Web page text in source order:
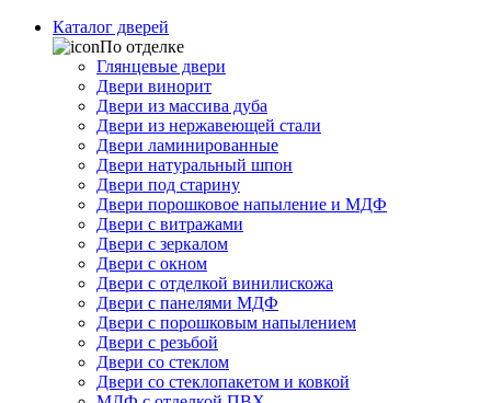
Каталог дверей
По отделке
Глянцевые двери
Двери винорит
Двери из массива дуба
Двери из нержавеющей стали
Двери ламинированные
Двери натуральный шпон
Двери под старину
Двери порошковое напыление и МДФ
Двери с витражами
Двери с зеркалом
Двери с окном
Двери с отделкой винилискожа
Двери с панелями МДФ
Двери с порошковым напылением
Двери с резьбой
Двери со стеклом
Двери со стеклопакетом и ковкой